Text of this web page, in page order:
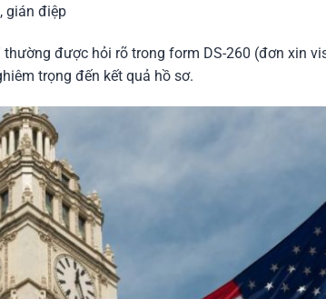
gián điệp
được hỏi rõ trong form DS-260 (đơn xin
trọng đến kết quả hồ sơ.